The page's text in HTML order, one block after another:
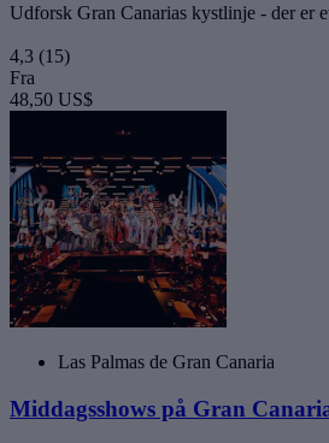
Udforsk Gran Canarias kystlinje - der er
4,3 (15)
Fra
48,50 US$
Las Palmas de Gran Canaria
Middagsshows på Gran